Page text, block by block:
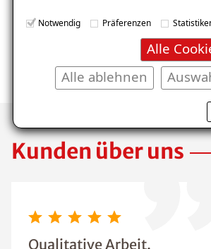
Notwendig Präferenzen
Alle
Alle ablehnen
Wir suchen
Dich!
Kunden über uns
Qualitative Arbeit.